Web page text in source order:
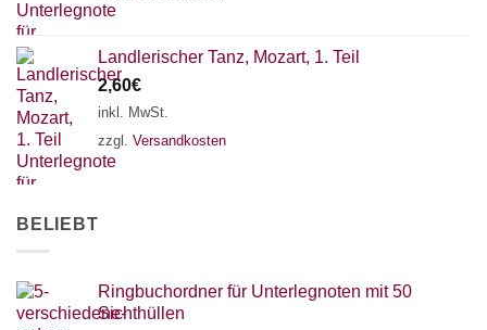
Landlerischer Tanz, Mozart, 1. Teil
2,60€
inkl. MwSt.
zzgl. Versandkosten
BELIEBT
Ringbuchordner für Unterlegnoten mit 50
Sichthüllen
Chat Support
18 SAITEN